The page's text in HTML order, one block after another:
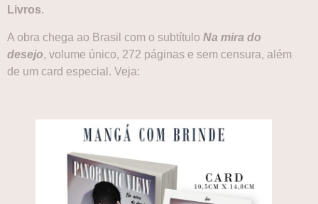
Livros.
A obra chega ao Brasil com o subtítulo Na mira do
desejo, volume único, 272 páginas e sem censura, além
de um card especial. Veja: